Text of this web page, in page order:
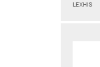
LEXHIS